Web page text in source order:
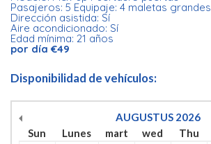
Pasajeros: 5 Equipaje: 4 maletas grandes
Dirección asistida: Sí
Aire acondicionado: Sí
Edad mínima: 21 años
por día €49
Disponibilidad de vehículos:
AUGUSTUS 2026
Sun
Lunes mart wed Thu